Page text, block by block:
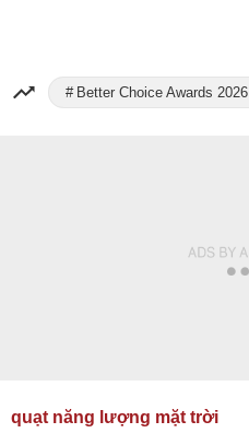
Better Choice Awards 2026
quạt năng lượng mặt trời